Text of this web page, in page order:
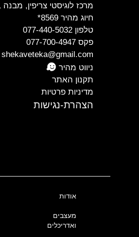
מרכז לוגיסטי צריפין, מבנה 111
חיוג מהיר 8569*
טלפון 077-440-5032
פקס 077-700-4947
shekaveteka@gmail.com
ניווט מהיר
תקנון האתר
מדיניות פרטיות
הצהרת-נגישות
אודות
מעצבים
ואדריכלים